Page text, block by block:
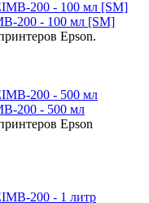
200 - 100 мл [SM]
Epson.
200 - 500 мл
Epson